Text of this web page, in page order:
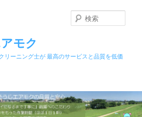
モク
リーニング士が 最高のサービスと品質を低価
索